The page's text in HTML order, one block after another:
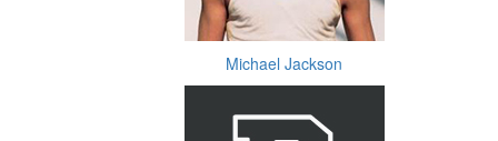
Michael Jackson